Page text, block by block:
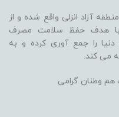
آزاد انزلی واقع شده و از
با هدف حفظ سلامت مصرف
دنیا را جمع آوری کرده و به
می کند.
هم وطنان گرامی